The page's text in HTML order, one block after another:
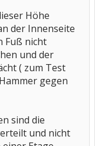
Höhe
der Innenseite
Fuß nicht
und der
( zum Test
gegen
sind die
und nicht